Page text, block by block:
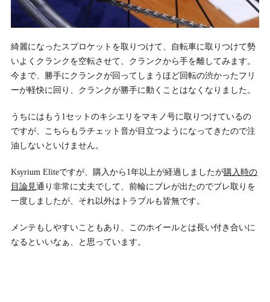
綺麗になったスプロケットを取りつけて、自転車に取りつけて勢
いよくクランクを空転させて、クランクから手を離してみます。
今まで、勝手にクランクが回ってしまうほど回転の渋かったフリ
ーが軽快に回り、クランクが勝手に動くことはなくなりました。
うちにはもう1セットのキシエリをマキノ号に取りつけているの
ですが、こちらもラチェット音が目立つようになってきたので注
油しないといけません。
Ksyrium Eliteですが、購入から1年以上が経過しましたが購入時の
目論見通り非常に丈夫でして、前輪にブレが出たのでブレ取りを
一度しましたが、それ以外はトラブルも皆無です。
メンテもしやすいこともあり、このホイールとは長い付き合いに
なるといいなぁ、と思っています。